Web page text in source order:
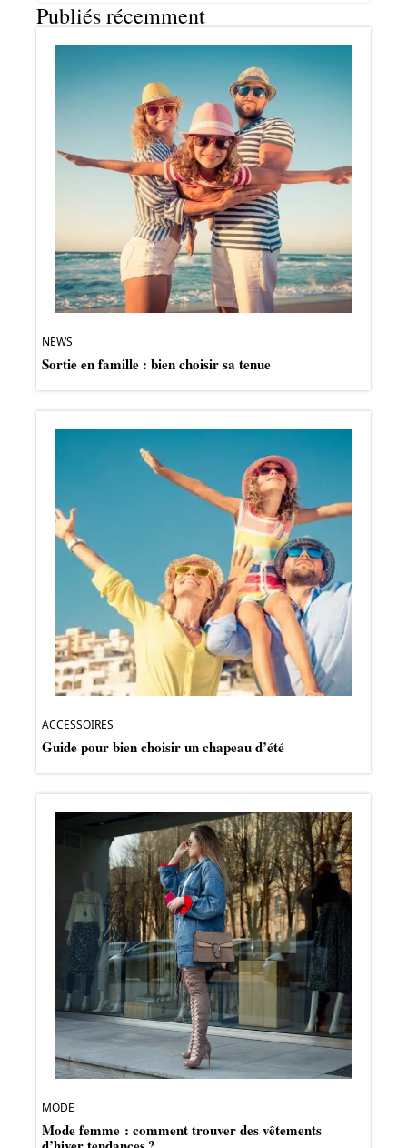
Publiés récemment
NEWS
Sortie en famille : bien choisir sa tenue
ACCESSOIRES
Guide pour bien choisir un chapeau d’été
MODE
Mode femme : comment trouver des vêtements